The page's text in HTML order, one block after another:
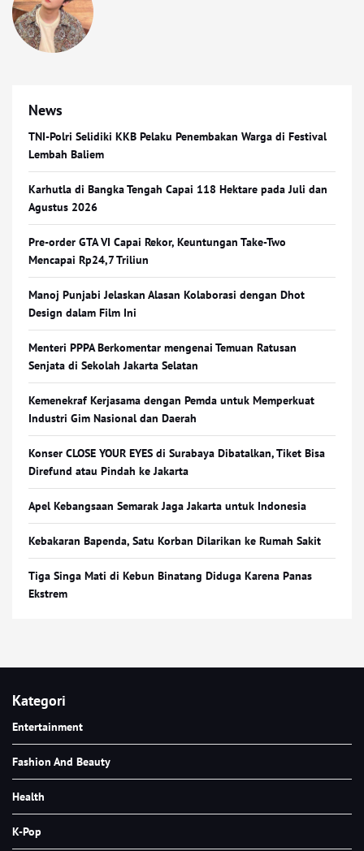
News
TNI-Polri Selidiki KKB Pelaku Penembakan Warga di Festival
Lembah Baliem
Karhutla di Bangka Tengah Capai 118 Hektare pada Juli dan
Agustus 2026
Pre-order GTA VI Capai Rekor, Keuntungan Take-Two
Mencapai Rp24,7 Triliun
Manoj Punjabi Jelaskan Alasan Kolaborasi dengan Dhot
Design dalam Film Ini
Menteri PPPA Berkomentar mengenai Temuan Ratusan
Senjata di Sekolah Jakarta Selatan
Kemenekraf Kerjasama dengan Pemda untuk Memperkuat
Industri Gim Nasional dan Daerah
Konser CLOSE YOUR EYES di Surabaya Dibatalkan, Tiket Bisa
Direfund atau Pindah ke Jakarta
Apel Kebangsaan Semarak Jaga Jakarta untuk Indonesia
Kebakaran Bapenda, Satu Korban Dilarikan ke Rumah Sakit
Tiga Singa Mati di Kebun Binatang Diduga Karena Panas
Ekstrem
Kategori
Entertainment
Fashion And Beauty
Health
K-Pop